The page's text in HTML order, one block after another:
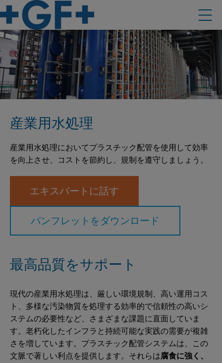
産業用水処理
産業用水処理においてプラスチック配管を使用して効率
を向上させ、コストを節約し、規制を遵守しましょう。
エキスパートに話す
パンフレットをダウンロード
最高品質をサポート
現代の産業用水処理は、厳しい環境規制、高い運用コス
ト、多様な汚染物質を処理する効率的で信頼性の高いシ
ステムの必要性など、さまざまな課題に直面していま
す。老朽化したインフラと持続可能な実践の需要が複雑
さを増しています。プラスチック配管システムは、この
文脈で著しい利点を提供します。それらは腐食に強く、